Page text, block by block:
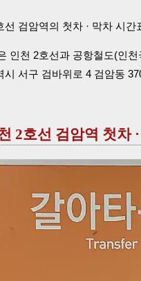
선 검암역의 첫차 · 막차 시
인천 2호선과 공항철도(인
시 서구 검바위로 4 검암동
2호선 검암역 첫차